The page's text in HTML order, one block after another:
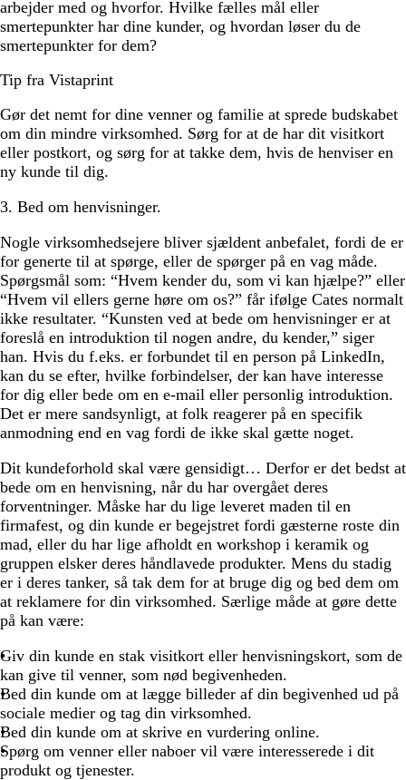
arbejder med og hvorfor. Hvilke fælles mål eller
smertepunkter har dine kunder, og hvordan løser du de
smertepunkter for dem?
Tip fra Vistaprint
Gør det nemt for dine venner og familie at sprede budskabet
om din mindre virksomhed. Sørg for at de har dit visitkort
eller postkort, og sørg for at takke dem, hvis de henviser en
ny kunde til dig.
3. Bed om henvisninger.
Nogle virksomhedsejere bliver sjældent anbefalet, fordi de er
for generte til at spørge, eller de spørger på en vag måde.
Spørgsmål som: “Hvem kender du, som vi kan hjælpe?” eller
“Hvem vil ellers gerne høre om os?” får ifølge Cates normalt
ikke resultater. “Kunsten ved at bede om henvisninger er at
foreslå en introduktion til nogen andre, du kender,” siger
han. Hvis du f.eks. er forbundet til en person på LinkedIn,
kan du se efter, hvilke forbindelser, der kan have interesse
for dig eller bede om en e-mail eller personlig introduktion.
Det er mere sandsynligt, at folk reagerer på en specifik
anmodning end en vag fordi de ikke skal gætte noget.
Dit kundeforhold skal være gensidigt… Derfor er det bedst at
bede om en henvisning, når du har overgået deres
forventninger. Måske har du lige leveret maden til en
firmafest, og din kunde er begejstret fordi gæsterne roste din
mad, eller du har lige afholdt en workshop i keramik og
gruppen elsker deres håndlavede produkter. Mens du stadig
er i deres tanker, så tak dem for at bruge dig og bed dem om
at reklamere for din virksomhed. Særlige måde at gøre dette
på kan være:
Giv din kunde en stak visitkort eller henvisningskort, som de
kan give til venner, som nød begivenheden.
Bed din kunde om at lægge billeder af din begivenhed ud på
sociale medier og tag din virksomhed.
Bed din kunde om at skrive en vurdering online.
Spørg om venner eller naboer vil være interesserede i dit
produkt og tjenester.